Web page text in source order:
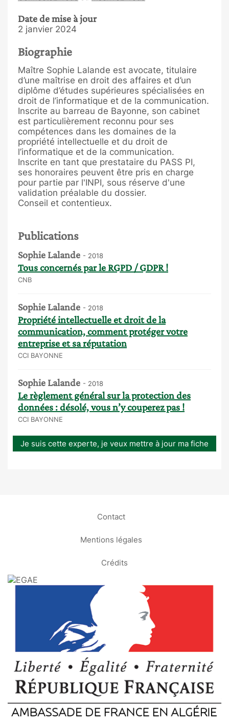
Date de mise à jour
2 janvier 2024
Biographie
Maître Sophie Lalande est avocate, titulaire
d’une maîtrise en droit des affaires et d’un
diplôme d’études supérieures spécialisées en
droit de l’informatique et de la communication.
Inscrite au barreau de Bayonne, son cabinet
est particulièrement reconnu pour ses
compétences dans les domaines de la
propriété intellectuelle et du droit de
l’informatique et de la communication.
Inscrite en tant que prestataire du PASS PI,
ses honoraires peuvent être pris en charge
pour partie par l'INPI, sous réserve d'une
validation préalable du dossier.
Conseil et contentieux.
Publications
Sophie Lalande - 2018
Tous concernés par le RGPD / GDPR !
CNB
Sophie Lalande - 2018
Propriété intellectuelle et droit de la
communication, comment protéger votre
entreprise et sa réputation
CCI BAYONNE
Sophie Lalande - 2018
Le règlement général sur la protection des
données : désolé, vous n’y couperez pas !
CCI BAYONNE
Je suis cette experte, je veux mettre à jour ma fiche
Contact
Mentions légales
Crédits